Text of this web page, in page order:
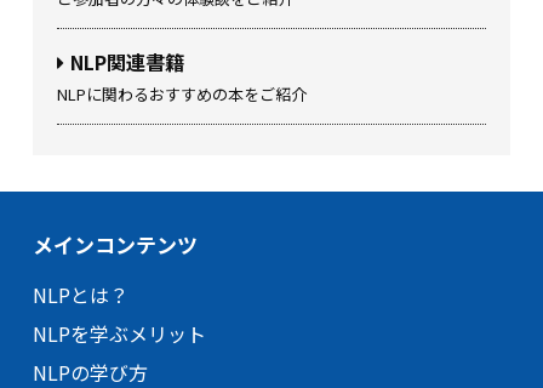
NLP関連書籍
NLPに関わるおすすめの本をご紹介
メインコンテンツ
NLPとは？
NLPを学ぶメリット
NLPの学び方